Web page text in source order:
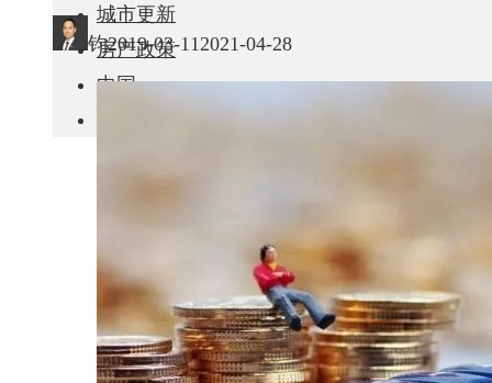
城市更新
房产政策
中国
钧2019-03-11 2021-04-28